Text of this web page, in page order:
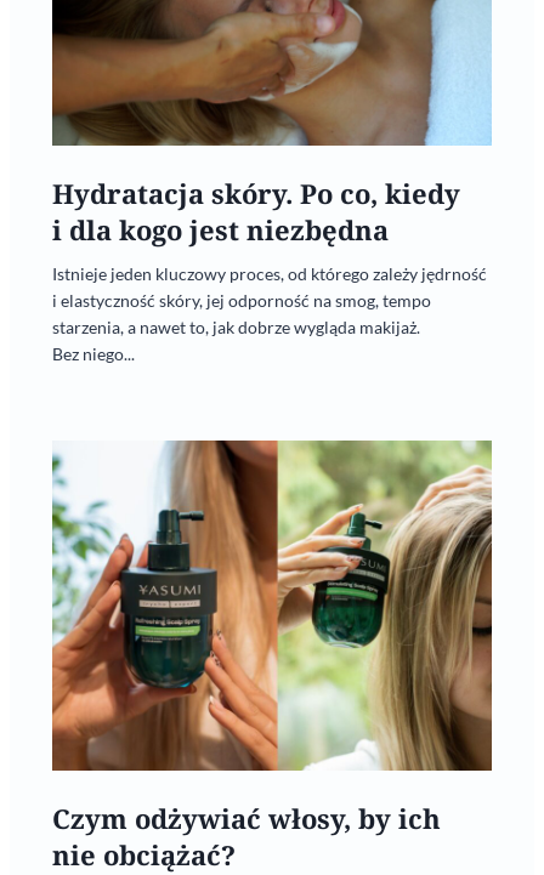
Hydratacja skóry. Po co, kiedy
i dla kogo jest niezbędna
Istnieje jeden kluczowy proces, od którego zależy jędrność
i elastyczność skóry, jej odporność na smog, tempo
starzenia, a nawet to, jak dobrze wygląda makijaż.
Bez niego...
Czym odżywiać włosy, by ich
nie obciążać?